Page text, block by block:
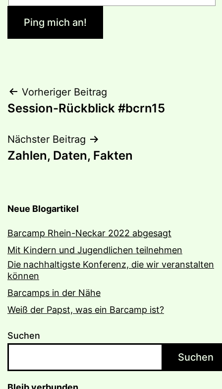
Beitragsnavigation
Vorheriger Beitrag
Session-Rückblick #bcrn15
Nächster Beitrag
Zahlen, Daten, Fakten
Neue Blogartikel
Barcamp Rhein-Neckar 2022 abgesagt
Mit Kindern und Jugendlichen teilnehmen
Die nachhaltigste Konferenz, die wir veranstalten
können
Barcamps in der Nähe
Weiß der Papst, was ein Barcamp ist?
Suchen
Suchen